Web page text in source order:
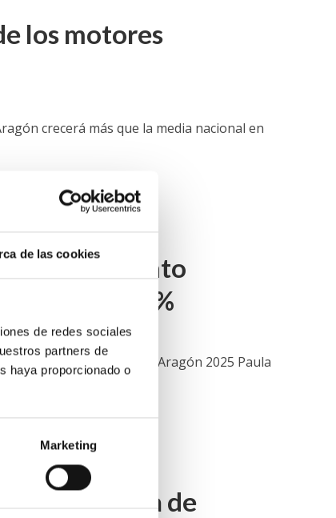
de las cookies
de redes sociales
partners de
haya proporcionado o
Marketing
los motores
crecerá más que la media nacional en
el crecimiento
el 2,8%
económico en Aragón 2025 Paula
a la guerra de